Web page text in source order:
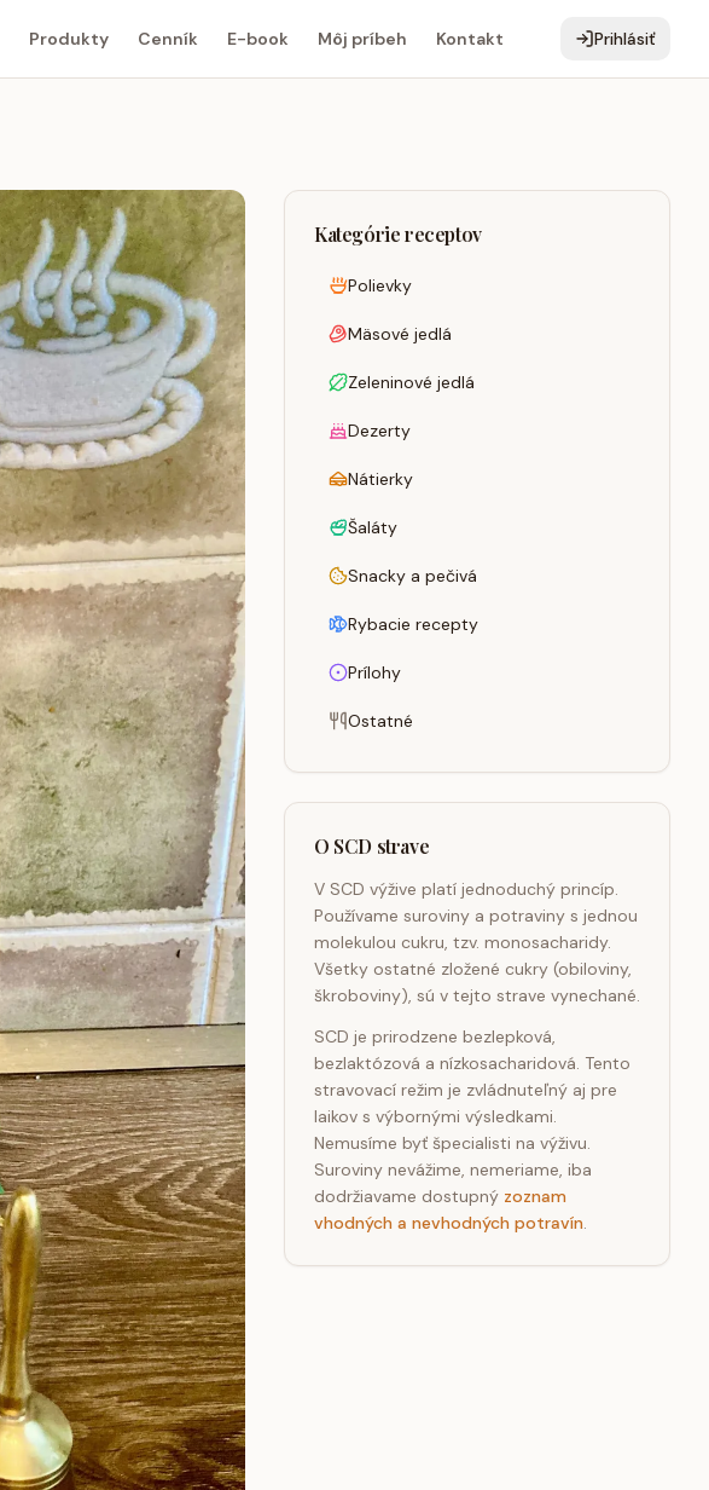
Produkty Cenník E-book Môj príbeh Kontakt Prihlásiť
Kategórie receptov
Polievky
Mäsové jedlá
Zeleninové jedlá
Dezerty
Nátierky
Šaláty
Snacky a pečivá
Rybacie recepty
Prílohy
Ostatné
O SCD strave
V SCD výžive platí jednoduchý princíp.
Používame suroviny a potraviny s jednou
molekulou cukru, tzv. monosacharidy.
Všetky ostatné zložené cukry (obiloviny,
škroboviny), sú v tejto strave vynechané.
SCD je prirodzene bezlepková,
bezlaktózová a nízkosacharidová. Tento
stravovací režim je zvládnuteľný aj pre
laikov s výbornými výsledkami.
Nemusíme byť špecialisti na výživu.
Suroviny nevážime, nemeriame, iba
dodržiavame dostupný zoznam
vhodných a nevhodných potravín.